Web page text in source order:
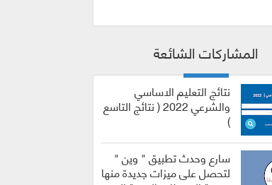
المشاركات الشائعة
نتائج التعليم الاساسي
والشرعي 2022 ( نتائج التاسع
)
سارع وحدث تطبيق " وين "
لتحصل على ميزات جديدة منها